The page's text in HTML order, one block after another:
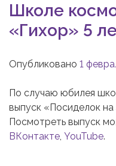
Школе
«Гихор» 5
Опубликовано 1
По случаю юбилея
выпуск «Посиделок
Посмотреть выпуск
ВКонтакте, YouTube.